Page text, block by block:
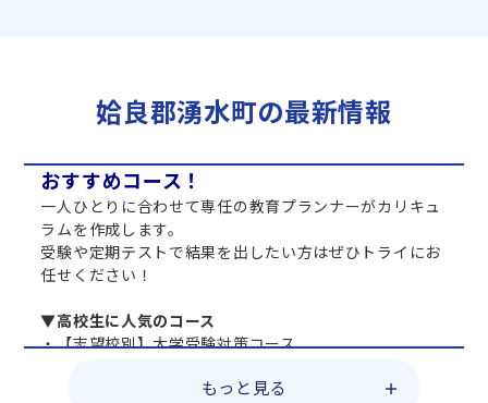
姶良郡湧水町の最新情報
おすすめコース！
一人ひとりに合わせて専任の教育プランナーがカリキュ
ラムを作成します。
受験や定期テストで結果を出したい方はぜひトライにお
任せください！
▼高校生に人気のコース
・【志望校別】大学受験対策コース
・総合型選抜直前対策コース
もっと見る